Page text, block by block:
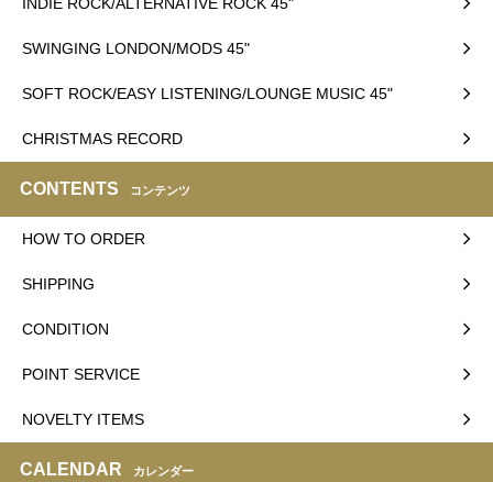
SWINGING LONDON/MODS 45"
SOFT ROCK/EASY LISTENING/LOUNGE MUSIC 45"
CHRISTMAS RECORD
CONTENTS コンテンツ
HOW TO ORDER
SHIPPING
CONDITION
POINT SERVICE
NOVELTY ITEMS
CALENDAR カレンダー